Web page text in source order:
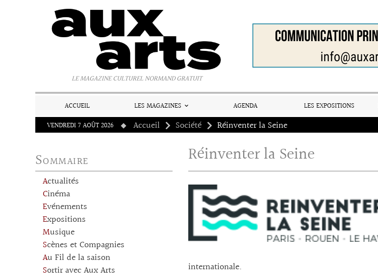
LE MAGAZINE CULTUREL NORMAND GRATUIT
ACCUEIL LES MAGAZINES AGENDA LES EXPOSITIONS
VENDREDI 7 AOÛT 2026
Accueil Société Réinventer la Seine
Sommaire
Actualités
Cinéma
Evénements
Expositions
Musique
Scènes et Compagnies
Au Fil de la saison
Sortir avec Aux Arts
Réinventer la Seine
internationale.
Panneau de gestion des cookies